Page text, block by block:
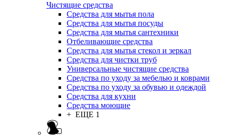
Чистящие средства
Средства для мытья пола
Средства для мытья посуды
Средства для мытья сантехники
Отбеливающие средства
Средства для мытья стекол и зеркал
Средства для чистки труб
Универсальные чистящие средства
Средства по уходу за мебелью и коврами
Средства по уходу за обувью и одеждой
Средства для кухни
Средства моющие
+ ЕЩЕ 1